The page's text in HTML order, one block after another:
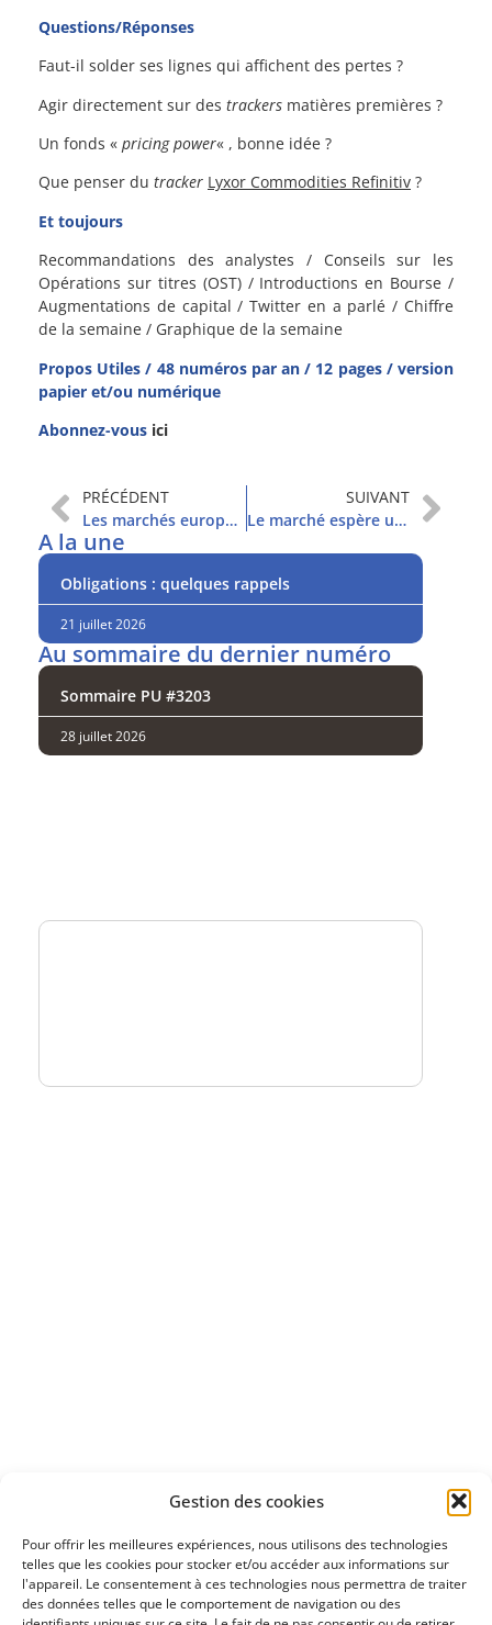
Gestion des cookies
Pour offrir les meilleures expériences, nous utilisons des technologies
telles que les cookies pour stocker et/ou accéder aux informations sur
l'appareil. Le consentement à ces technologies nous permettra de traiter
des données telles que le comportement de navigation ou des
Questions/Réponses
Faut-il solder ses lignes qui affichent des pertes ?
Agir directement sur des trackers matières premières ?
Un fonds « pricing power« , bonne idée ?
Que penser du tracker Lyxor Commodities Refinitiv ?
Et toujours
Recommandations des analystes / Conseils sur les
Opérations sur titres (OST) / Introductions en Bourse /
Augmentations de capital / Twitter en a parlé / Chiffre
de la semaine / Graphique de la semaine
Propos Utiles / 48 numéros par an / 12 pages / version
papier et/ou numérique
Abonnez-vous ici
PRÉCÉDENT
Les marchés européens s’enfoncent
SUIVANT
Le marché espère une issue positive en Ukraine
A la une
Obligations : quelques rappels
21 juillet 2026
Au sommaire du dernier numéro
Sommaire PU #3203
28 juillet 2026
Découvrez